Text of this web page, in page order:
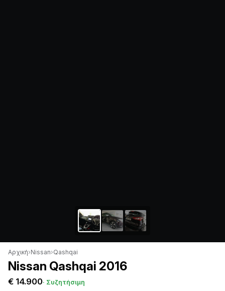
Αρχική›Nissan›Qashqai
Nissan Qashqai 2016
€ 14.900· Συζητήσιμη